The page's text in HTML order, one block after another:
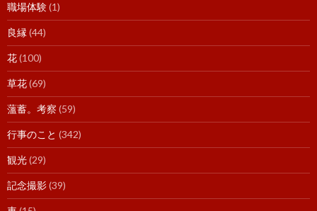
職場体験(1)
良縁 (44)
花(100)
草花(69)
薀蓄。考察 (59)
行事のこと (342)
観光(29)
記念撮影(39)